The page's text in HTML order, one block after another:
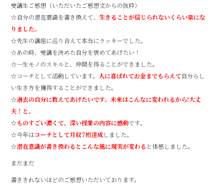
受講生ご感想（いただいたご感想文からの抜粋）
☆自分の潜在意識を書き換えて、生きることが信じられないくらい楽にな
りました。
☆先生の講座に巡り合えて本当にラッキーでした。
☆あの時、受講を決めた自分を褒めてあげたい！
☆一生モノのスキルと、仲間を得ることができました。
☆コーチとして活動しています。 人に喜ばれてお金までもらえて自分らし
い生き方を獲得することができました。
☆過去の自分に教えてあげたいです。未来はこんなに変われるから!大丈
夫！と。
☆ものすごい濃くて、深い授業の内容に感動です。
☆今年はコーチとして月収7桁達成しました。
☆潜在意識が書き換わるとこんな風に現実が変わる と体感しました。
まだまだ
書ききれないほどのご感想いただいております。